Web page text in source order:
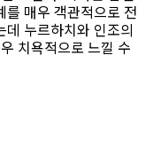
를 매우 객관적으로 전
누르하치와 인조의
치욕적으로 느낄 수